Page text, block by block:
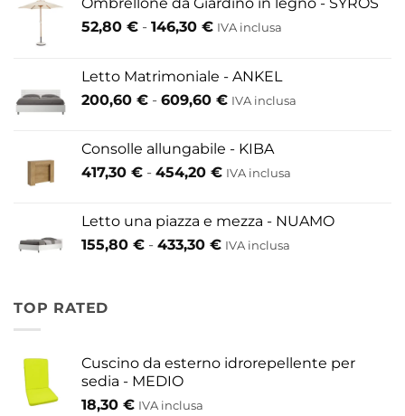
52,80 € - 146,30 €Fascia
da
52,80 €
146,30 €
IVA inclusa
Letto Matrimoniale - ANKEL
200,60 € - 609,60 €Fascia
da
200,60 €
609,60 €
IVA inclusa
Consolle allungabile - KIBA
417,30 € - 454,20 €Fascia
da
417,30 €
IVA inclusa
Letto una piazza e mezza - NUAMO
155,80 € - 433,30 €Fascia
433,30 €
IVA inclusa
TOP RATED
Cuscino da esterno idrorepellente per
sedia - MEDIO
18,30 € IVA inclusa